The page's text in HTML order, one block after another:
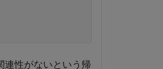
連性がないという帰